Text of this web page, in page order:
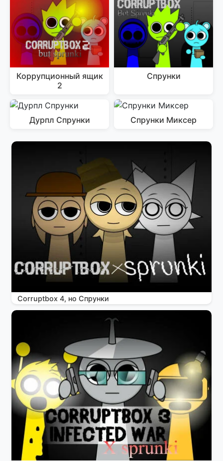
Коррупционный ящик
2
Спрунки
Дурпл Спрунки Спрунки Миксер
Corruptbox 4, но Спрунки